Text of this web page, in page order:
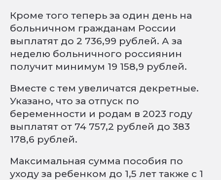
Кроме того теперь за один день на
больничном гражданам России
выплатят до 2 736,99 рублей. А за
неделю больничного россиянин
получит минимум 19 158,9 рублей.
Вместе с тем увеличатся декретные.
Указано, что за отпуск по
беременности и родам в 2023 году
выплатят от 74 757,2 рублей до 383
178,6 рублей.
Максимальная сумма пособия по
уходу за ребенком до 1,5 лет также с 1